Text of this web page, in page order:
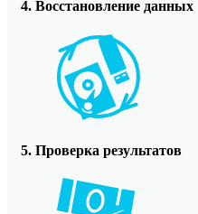
4. Восстановление данных
5. Проверка результатов